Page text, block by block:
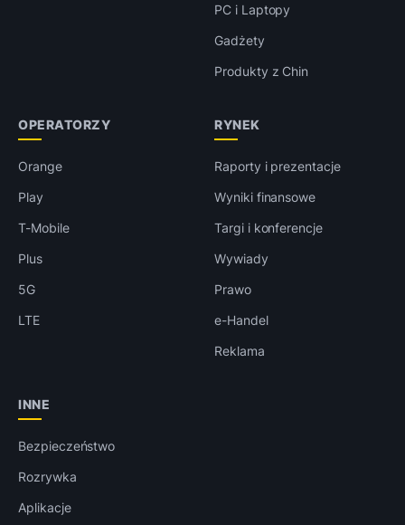
PC i Laptopy
Gadżety
Produkty z Chin
OPERATORZY
Orange
Play
T-Mobile
Plus
5G
LTE
RYNEK
Raporty i prezentacje
Wyniki finansowe
Targi i konferencje
Wywiady
Prawo
e-Handel
Reklama
INNE
Bezpieczeństwo
Rozrywka
Aplikacje